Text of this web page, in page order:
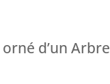
d’un Arbre